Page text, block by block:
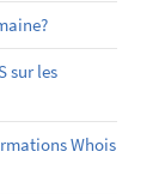
sur les
Whois